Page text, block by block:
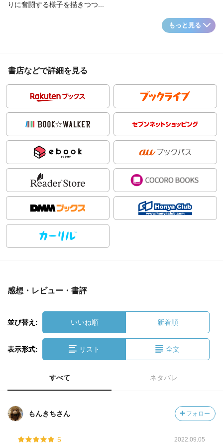
りに奮闘する様子を描きつつ...
もっと見る
書店などで詳細を見る
感想・レビュー・書評
並び替え: いいね順 新着順
表示形式: リスト 全文
すべて ネタバレ
もんきちさん フォロー
5 2022.09.05